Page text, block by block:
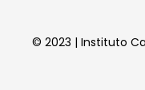
© 2023 | Instituto